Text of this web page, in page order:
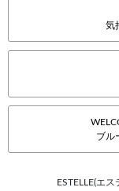
気
ブル
ESTELLE(エ